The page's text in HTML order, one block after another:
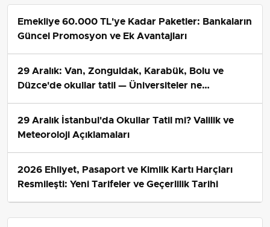
Emekliye 60.000 TL'ye Kadar Paketler: Bankaların
Güncel Promosyon ve Ek Avantajları
29 Aralık: Van, Zonguldak, Karabük, Bolu ve
Düzce'de okullar tatil — Üniversiteler ne
29 Aralık İstanbul'da Okullar Tatil mi? Valilik ve
Meteoroloji Açıklamaları
2026 Ehliyet, Pasaport ve Kimlik Kartı Harçları
Resmileşti: Yeni Tarifeler ve Geçerlilik Tarihi